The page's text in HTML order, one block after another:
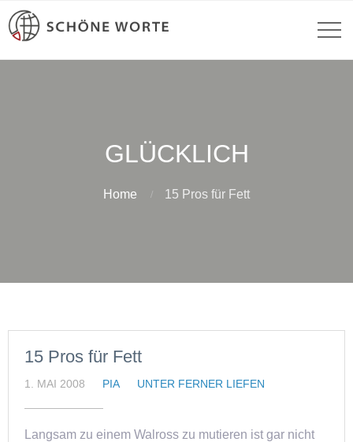
GLÜCKLICH
Home 15 Pros für Fett
15 Pros für Fett
1. MAI 2008 PIA UNTER FERNER LIEFEN
Langsam zu einem Walross zu mutieren ist gar nicht